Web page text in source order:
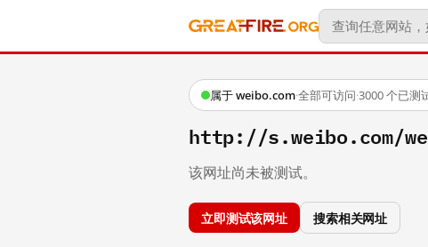
属于 weibo.com·全部可访问·3000 个已测
http://s.weibo.com/
该网址尚未被测试。
立即测试该网址 搜索相关网址